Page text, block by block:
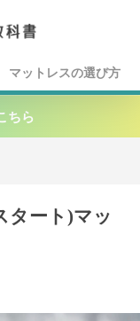
マットレスの選び方
ちら
タート)マッ